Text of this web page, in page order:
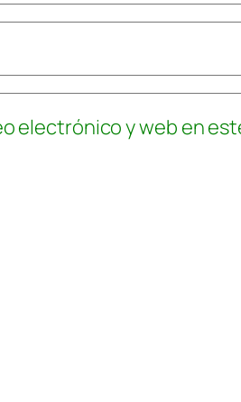
electrónico y web en